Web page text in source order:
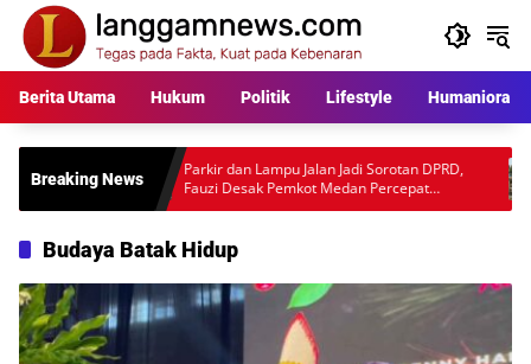
Langsung
konten
Berita Utama Hukum Politik Lifestyle Humaniora
Breaking NewsParkir dan Lampu Jalan Jadi Sorotan DPRD,
Fauzi Desak Pemkot Medan Percepat
Pembenahan
Budaya Batak Hidup